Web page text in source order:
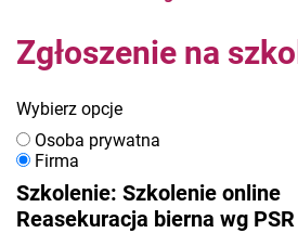
Zgłoszenie na
Wybierz opcje
Osoba prywatna
Firma
Szkolenie: Szkolenie online
Reasekuracja bierna wg PSR